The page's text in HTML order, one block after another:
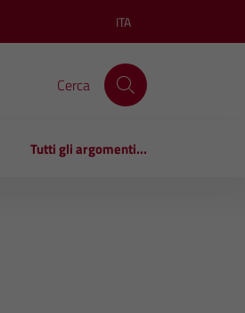
Lingua attiva:
ITA
Cerca
Tutti gli argomenti...